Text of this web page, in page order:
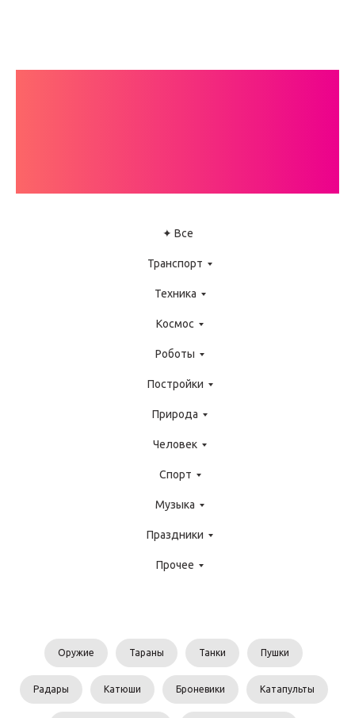
✦ Все
Транспорт
Техника
Космос
Роботы
Постройки
Природа
Человек
Спорт
Музыка
Праздники
Прочее
Оружие Тараны Танки Пушки
Радары Катюши Броневики Катапульты